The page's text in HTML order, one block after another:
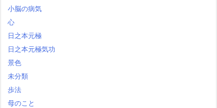
小脳の病気
心
日之本元極
日之本元極気功
景色
未分類
歩法
母のこと